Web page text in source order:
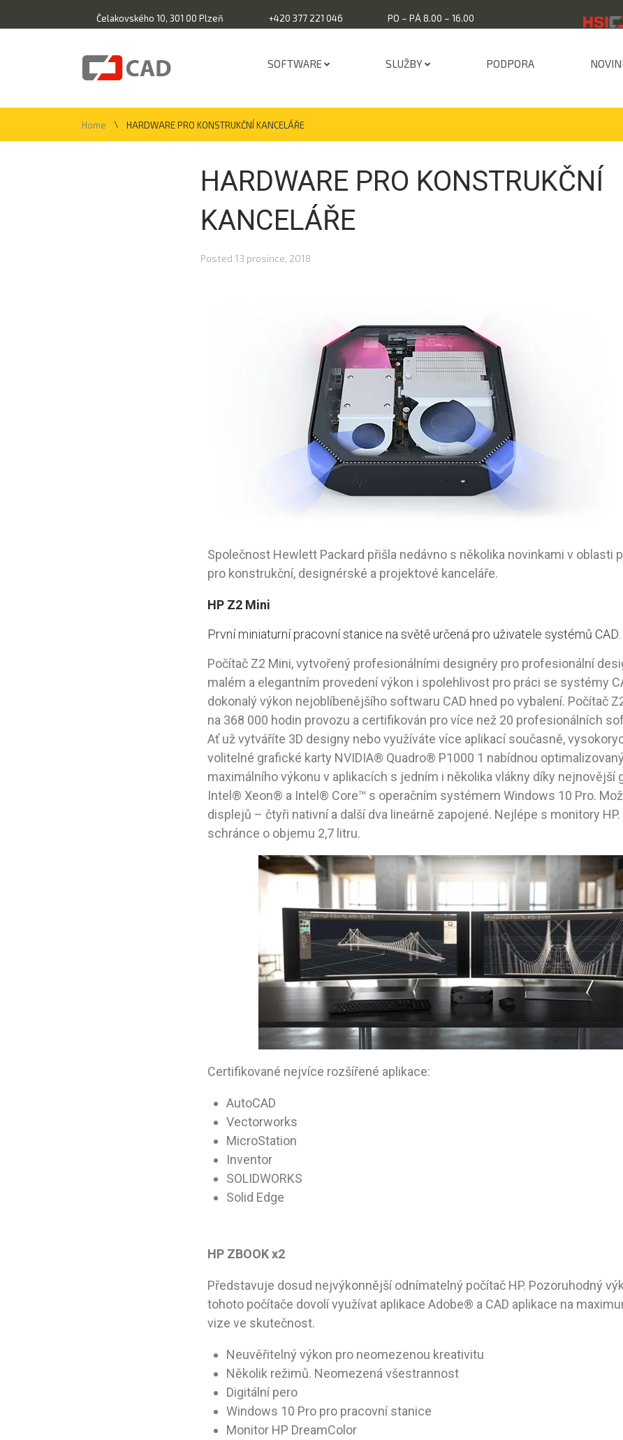
Čelakovského 10, 301 00 Plzeň +420 377 221 046 PO – PÁ 8.00 – 16.00
SOFTWARE SLUŽBY PODPORA
Home \ HARDWARE PRO KONSTRUKČNÍ KANCELÁŘE
HARDWARE PRO KONSTRUKČNÍ
KANCELÁŘE
Posted 13 prosince, 2018
Společnost Hewlett Packard přišla nedávno s několika novinkami v oblasti
pro konstrukční, designérské a projektové kanceláře.
HP Z2 Mini
První miniaturní pracovní stanice na světě určená pro uživatele systémů CAD.
Počítač Z2 Mini, vytvořený profesionálními designéry pro profesionální
malém a elegantním provedení výkon i spolehlivost pro práci se systémy
dokonalý výkon nejoblíbenějšího softwaru CAD hned po vybalení. Počítač
na 368 000 hodin provozu a certifikován pro více než 20 profesionálních
Ať už vytváříte 3D designy nebo využíváte více aplikací současně,
volitelné grafické karty NVIDIA® Quadro® P1000 1 nabídnou
maximálního výkonu v aplikacích s jedním i několika vlákny díky nejnovější
Intel® Xeon® a Intel® Core™ s operačním systémem Windows 10 Pro.
displejů – čtyři nativní a další dva lineárně zapojené. Nejlépe s monitory
schránce o objemu 2,7 litru.
Certifikované nejvíce rozšířené aplikace:
AutoCAD
Vectorworks
MicroStation
Inventor
SOLIDWORKS
Solid Edge
HP ZBOOK x2
Představuje dosud nejvýkonnější odnímatelný počítač HP. Pozoruhodný
tohoto počítače dovolí využívat aplikace Adobe® a CAD aplikace na
vize ve skutečnost.
Neuvěřitelný výkon pro neomezenou kreativitu
Několik režimů. Neomezená všestrannost
Digitální pero
Windows 10 Pro pro pracovní stanice
Monitor HP DreamColor